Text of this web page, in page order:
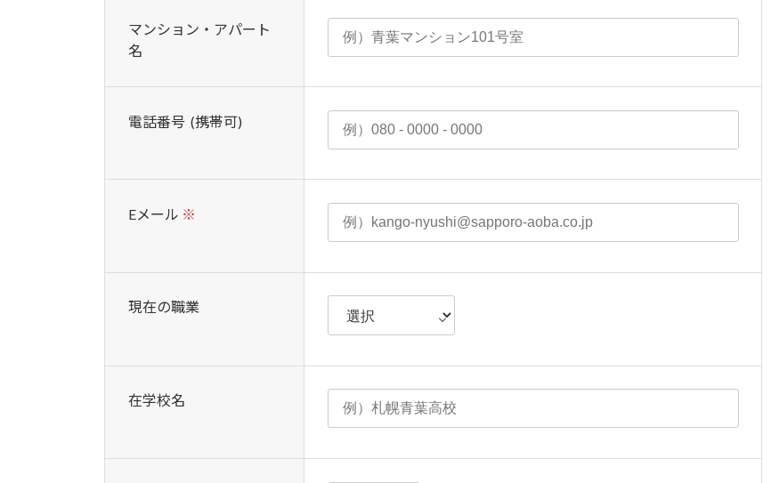
マンション・アパート
名
電話番号 (携帯可)
Eメール ※
現在の職業
在学校名